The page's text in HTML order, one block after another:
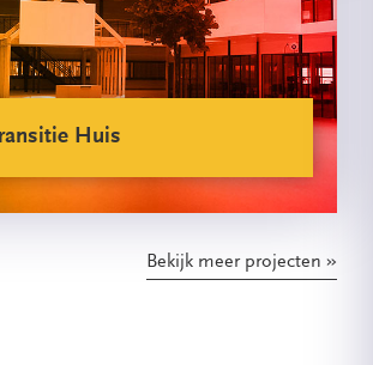
Huis
Bekijk meer projecten